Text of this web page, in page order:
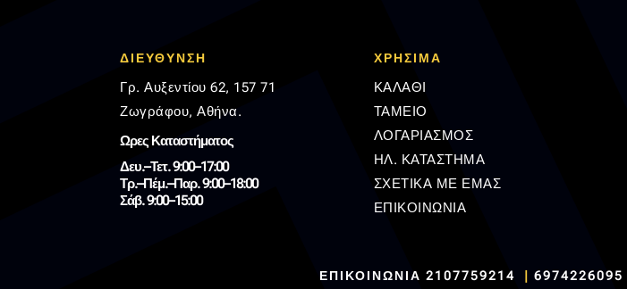
ΔΙΕΥΘΥΝΣΗ
Γρ. Αυξεντίου 62, 157 71
Ζωγράφου, Αθήνα.
Ωρες Καταστήματος
Δευ.–Τετ. 9:00–17:00
Τρ.–Πέμ.–Παρ. 9:00–18:00
Σάβ. 9:00–15:00
ΧΡΗΣΙΜΑ
ΚΑΛΑΘΙ
ΤΑΜΕΙΟ
ΛΟΓΑΡΙΑΣΜΟΣ
ΗΛ. ΚΑΤΑΣΤΗΜΑ
ΣΧΕΤΙΚΑ ΜΕ ΕΜΑΣ
ΕΠΙΚΟΙΝΩΝΙΑ
ΕΠΙΚΟΙΝΩΝΙΑ 2107759214 6974226095